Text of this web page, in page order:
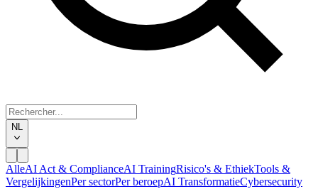
NL
AlleAI Act & ComplianceAI TrainingRisico's & EthiekTools &
VergelijkingenPer sectorPer beroepAI TransformatieCybersecurity